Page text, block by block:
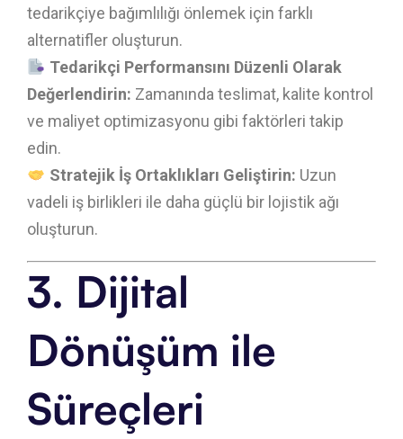
tedarikçiye bağımlılığı önlemek için farklı
alternatifler oluşturun.
Tedarikçi Performansını Düzenli Olarak
Değerlendirin: Zamanında teslimat, kalite kontrol
ve maliyet optimizasyonu gibi faktörleri takip
edin.
Stratejik İş Ortaklıkları Geliştirin: Uzun
vadeli iş birlikleri ile daha güçlü bir lojistik ağı
oluşturun.
3. Dijital
Dönüşüm ile
Süreçleri